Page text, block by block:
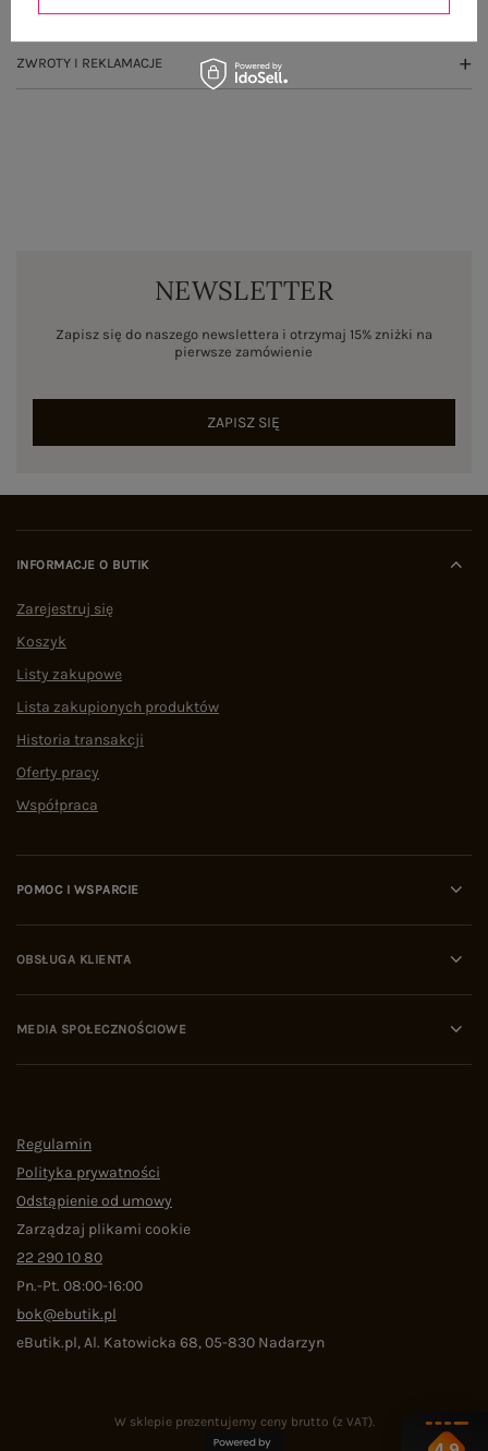
WYSYŁKA I DOSTAWA
ZWROTY I REKLAMACJE
NEWSLETTER
Zapisz się do naszego newslettera i otrzymaj 15% zniżki na
pierwsze zamówienie
ZAPISZ SIĘ
INFORMACJE O BUTIK
Zarejestruj się
Koszyk
Listy zakupowe
Lista zakupionych produktów
Historia transakcji
Oferty pracy
Współpraca
POMOC I WSPARCIE
OBSŁUGA KLIENTA
MEDIA SPOŁECZNOŚCIOWE
Regulamin
Polityka prywatności
Odstąpienie od umowy
Zarządzaj plikami cookie
22 290 10 80
Pn.-Pt. 08:00-16:00
bok@ebutik.pl
eButik.pl,Al. Katowicka 68,05-830 Nadarzyn
W sklepie prezentujemy ceny brutto (z VAT).